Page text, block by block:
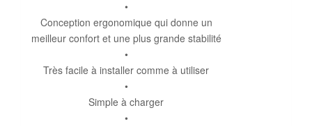
•
Conception ergonomique qui donne un
meilleur confort et une plus grande stabilité
•
Très facile à installer comme à utiliser
•
Simple à charger
•